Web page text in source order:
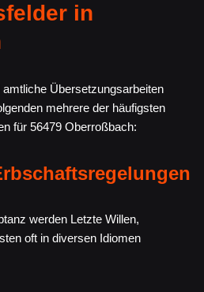
in
Übersetzungsarbeiten
mehrere der häufigsten
für 56479 Oberroßbach:
werden Letzte Willen,
oft in diversen Idiomen